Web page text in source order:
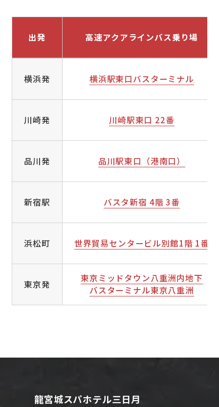
出発 高速アクアラインバス乗り場
横浜発 横浜駅東口バスターミナル
川崎発 川崎駅東口 22番
品川発 品川駅東口（港南口）
新宿駅 バスタ新宿 4階 3番
浜松町 世界貿易センタービル別館1階 1番
東京発
東京ミッドタウン八重洲内地下
バスターミナル東京八重洲
龍宮城スパホテル三日月